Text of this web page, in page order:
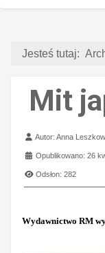
Jesteś tutaj:
Mit
Szczegóły
Autor:Anna
Opublikowano: 26
Odsłon: 282
Wydawnictwo RM